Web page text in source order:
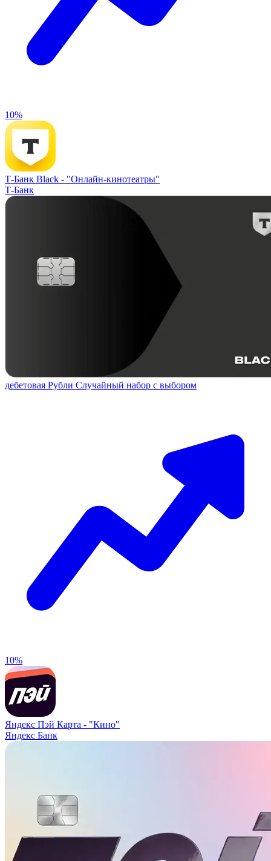
10%
Т-Банк Black - "Онлайн-кинотеатры"
Т-Банк
дебетовая Рубли Случайный набор с выбором
10%
Яндекс Пэй Карта - "Кино"
Яндекс Банк